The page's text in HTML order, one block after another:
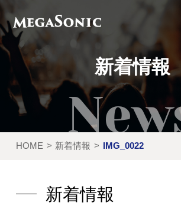
私たちにできること
イベント実績
レンタル製品
運営会社
新着情報
新着情報
HOME 新着情報 IMG_0022
新着情報